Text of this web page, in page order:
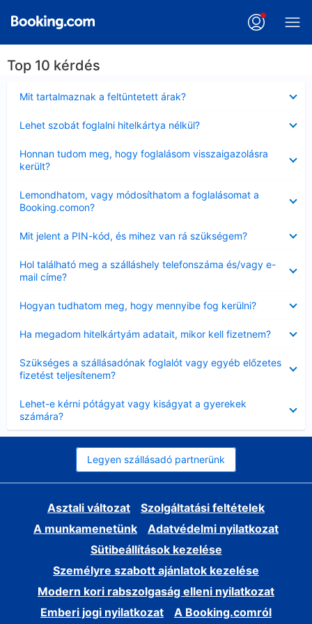
Top 10 kérdés
Mit tartalmaznak a feltüntetett árak?
Lehet szobát foglalni hitelkártya nélkül?
Honnan tudom meg, hogy foglalásom visszaigazolásra
került?
Lemondhatom, vagy módosíthatom a foglalásomat a
Booking.comon?
Mit jelent a PIN-kód, és mihez van rá szükségem?
Hol található meg a szálláshely telefonszáma és/vagy e-
mail címe?
Hogyan tudhatom meg, hogy mennyibe fog kerülni?
Ha megadom hitelkártyám adatait, mikor kell fizetnem?
Szükséges a szállásadónak foglalót vagy egyéb előzetes
fizetést teljesítenem?
Lehet-e kérni pótágyat vagy kiságyat a gyerekek
számára?
Legyen szállásadó partnerünk
Asztali változat
Szolgáltatási feltételek
A munkamenetünk
Adatvédelmi nyilatkozat
Sütibeállítások kezelése
Személyre szabott ajánlatok kezelése
Modern kori rabszolgaság elleni nyilatkozat
Emberi jogi nyilatkozat
A Booking.comról